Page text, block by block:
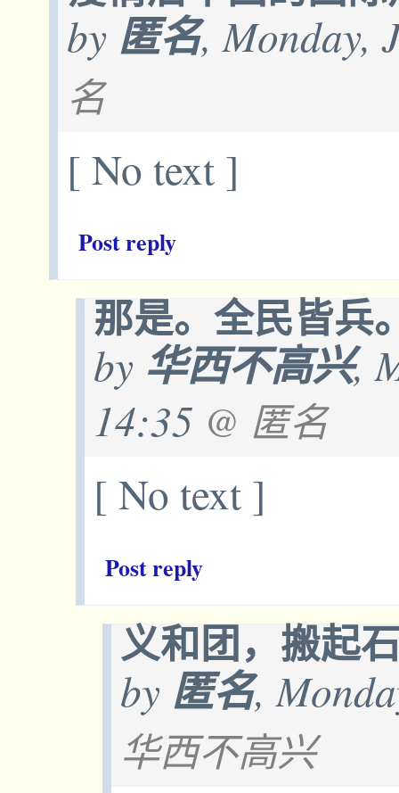
by 匿名, Monday,
名
[ No text ]
Post reply
那是。全民皆兵
by 华西不高兴,
14:35 @ 匿名
[ No text ]
Post reply
义和团，搬起
by 匿名,
华西不高兴